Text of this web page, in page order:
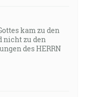
kam zu den
nicht zu den
des HERRN